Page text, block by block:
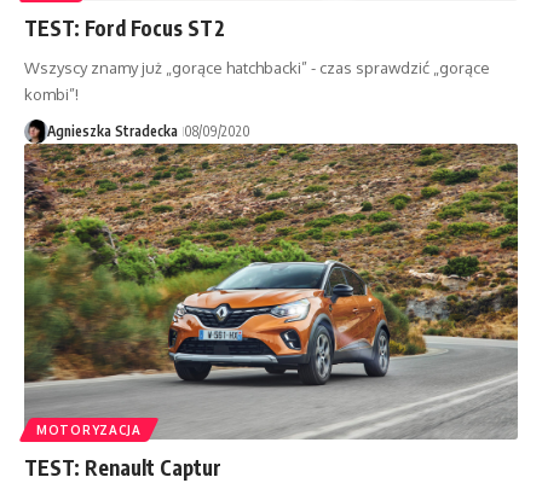
TEST: Ford Focus ST2
Wszyscy znamy już „gorące hatchbacki” - czas sprawdzić „gorące
kombi”!
Agnieszka Stradecka 08/09/2020
MOTORYZACJA
TEST: Renault Captur